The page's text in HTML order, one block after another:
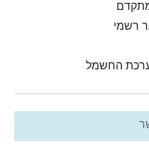
רשמי
החשמל